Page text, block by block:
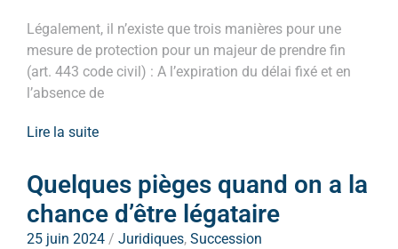
Légalement, il n’existe que trois manières pour une
mesure de protection pour un majeur de prendre fin
(art. 443 code civil) : A l’expiration du délai fixé et en
l’absence de
Lire la suite
Quelques pièges quand on a la
chance d’être légataire
25 juin 2024 / Juridiques, Succession